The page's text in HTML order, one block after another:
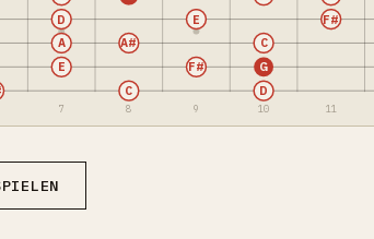
7 8 9 10 11
C D
E F# G
A A# C
D E F#